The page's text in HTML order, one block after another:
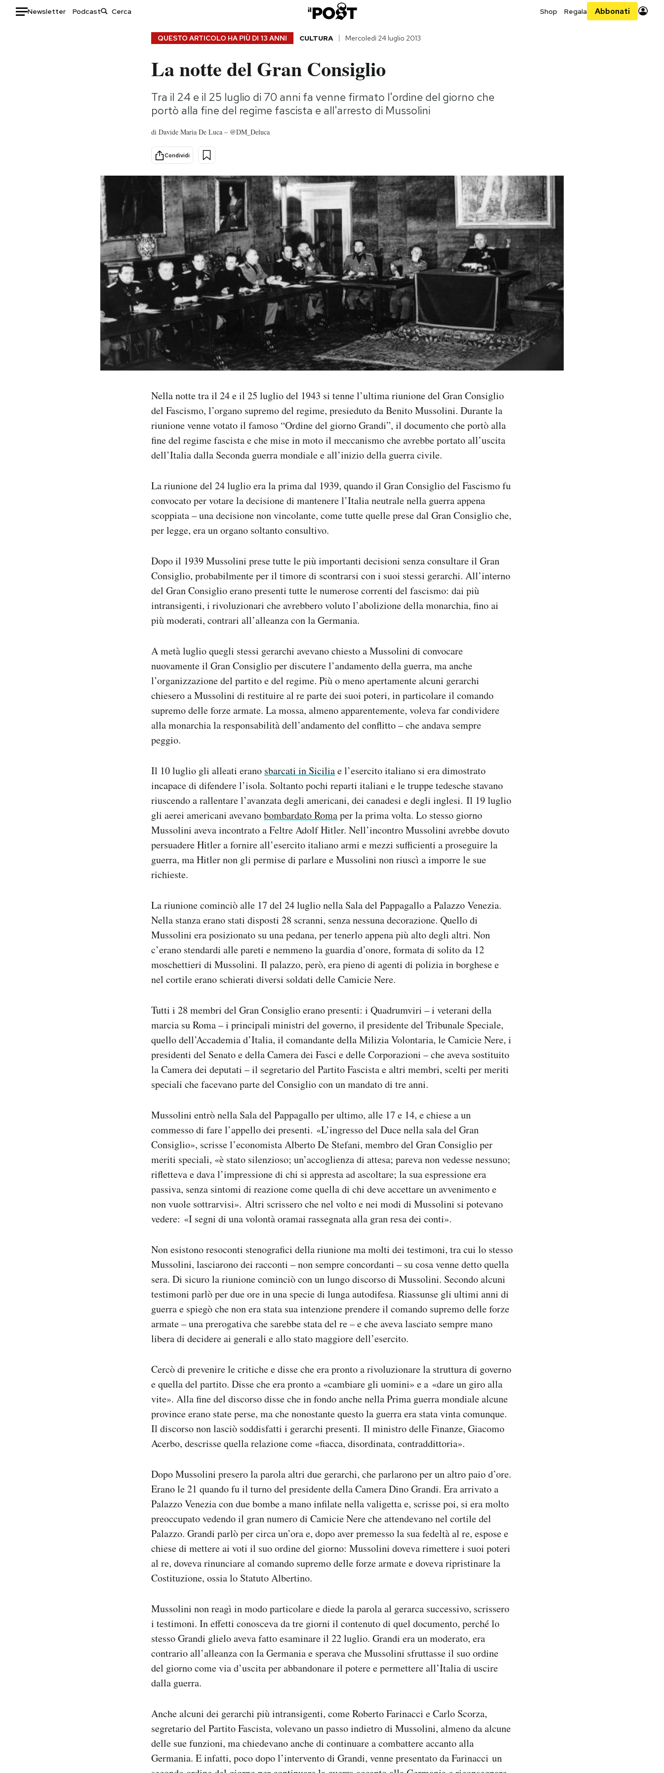
Newsletter Podcast Shop Regala Abbonati
Consumismi
Mondiali calcio 2026
QUESTO ARTICOLO HA PIÙ DI 13 ANNI CULTURA Mercoledì 24 luglio 2013
La notte del Gran Consiglio
Tra il 24 e il 25 luglio di 70 anni fa venne firmato l'ordine del giorno che
portò alla fine del regime fascista e all'arresto di Mussolini
di Davide Maria De Luca – @DM_Deluca
Condividi
Nella notte tra il 24 e il 25 luglio del 1943 si tenne l’ultima riunione del Gran Consiglio
del Fascismo, l’organo supremo del regime, presieduto da Benito Mussolini. Durante la
riunione venne votato il famoso “Ordine del giorno Grandi”, il documento che portò alla
fine del regime fascista e che mise in moto il meccanismo che avrebbe portato all’uscita
dell’Italia dalla Seconda guerra mondiale e all’inizio della guerra civile.
La riunione del 24 luglio era la prima dal 1939, quando il Gran Consiglio del Fascismo fu
convocato per votare la decisione di mantenere l’Italia neutrale nella guerra appena
scoppiata – una decisione non vincolante, come tutte quelle prese dal Gran Consiglio che,
per legge, era un organo soltanto consultivo.
Dopo il 1939 Mussolini prese tutte le più importanti decisioni senza consultare il Gran
Consiglio, probabilmente per il timore di scontrarsi con i suoi stessi gerarchi. All’interno
del Gran Consiglio erano presenti tutte le numerose correnti del fascismo: dai più
intransigenti, i rivoluzionari che avrebbero voluto l’abolizione della monarchia, fino ai
più moderati, contrari all’alleanza con la Germania.
A metà luglio quegli stessi gerarchi avevano chiesto a Mussolini di convocare
nuovamente il Gran Consiglio per discutere l’andamento della guerra, ma anche
l’organizzazione del partito e del regime. Più o meno apertamente alcuni gerarchi
chiesero a Mussolini di restituire al re parte dei suoi poteri, in particolare il comando
supremo delle forze armate. La mossa, almeno apparentemente, voleva far condividere
alla monarchia la responsabilità dell’andamento del conflitto – che andava sempre
peggio.
Il 10 luglio gli alleati erano sbarcati in Siciliae l’esercito italiano si era dimostrato
incapace di difendere l’isola. Soltanto pochi reparti italiani e le truppe tedesche stavano
riuscendo a rallentare l’avanzata degli americani, dei canadesi e degli inglesi. Il 19 luglio
gli aerei americani avevanobombardato Romaper la prima volta. Lo stesso giorno
Mussolini aveva incontrato a Feltre Adolf Hitler. Nell’incontro Mussolini avrebbe dovuto
persuadere Hitler a fornire all’esercito italiano armi e mezzi sufficienti a proseguire la
guerra, ma Hitler non gli permise di parlare e Mussolini non riuscì a imporre le sue
richieste.
La riunione cominciò alle 17 del 24 luglio nella Sala del Pappagallo a Palazzo Venezia.
Nella stanza erano stati disposti 28 scranni, senza nessuna decorazione. Quello di
Mussolini era posizionato su una pedana, per tenerlo appena più alto degli altri. Non
c’erano stendardi alle pareti e nemmeno la guardia d’onore, formata di solito da 12
moschettieri di Mussolini. Il palazzo, però, era pieno di agenti di polizia in borghese e
nel cortile erano schierati diversi soldati delle Camicie Nere.
Tutti i 28 membri del Gran Consiglio erano presenti: i Quadrumviri – i veterani della
marcia su Roma – i principali ministri del governo, il presidente del Tribunale Speciale,
quello dell’Accademia d’Italia, il comandante della Milizia Volontaria, le Camicie Nere, i
presidenti del Senato e della Camera dei Fasci e delle Corporazioni – che aveva sostituito
la Camera dei deputati – il segretario del Partito Fascista e altri membri, scelti per meriti
speciali che facevano parte del Consiglio con un mandato di tre anni.
Mussolini entrò nella Sala del Pappagallo per ultimo, alle 17 e 14, e chiese a un
commesso di fare l’appello dei presenti. «L’ingresso del Duce nella sala del Gran
Consiglio», scrisse l’economista Alberto De Stefani, membro del Gran Consiglio per
meriti speciali, «è stato silenzioso; un’accoglienza di attesa; pareva non vedesse nessuno;
rifletteva e dava l’impressione di chi si appresta ad ascoltare; la sua espressione era
passiva, senza sintomi di reazione come quella di chi deve accettare un avvenimento e
non vuole sottrarvisi». Altri scrissero che nel volto e nei modi di Mussolini si potevano
vedere: «I segni di una volontà oramai rassegnata alla gran resa dei conti».
Non esistono resoconti stenografici della riunione ma molti dei testimoni, tra cui lo stesso
Mussolini, lasciarono dei racconti – non sempre concordanti – su cosa venne detto quella
sera. Di sicuro la riunione cominciò con un lungo discorso di Mussolini. Secondo alcuni
testimoni parlò per due ore in una specie di lunga autodifesa. Riassunse gli ultimi anni di
guerra e spiegò che non era stata sua intenzione prendere il comando supremo delle forze
armate – una prerogativa che sarebbe stata del re – e che aveva lasciato sempre mano
libera di decidere ai generali e allo stato maggiore dell’esercito.
Cercò di prevenire le critiche e disse che era pronto a rivoluzionare la struttura di governo
e quella del partito. Disse che era pronto a «cambiare gli uomini» e a «dare un giro alla
vite». Alla fine del discorso disse che in fondo anche nella Prima guerra mondiale alcune
province erano state perse, ma che nonostante questo la guerra era stata vinta comunque.
Il discorso non lasciò soddisfatti i gerarchi presenti. Il ministro delle Finanze, Giacomo
Acerbo, descrisse quella relazione come «fiacca, disordinata, contraddittoria».
Dopo Mussolini presero la parola altri due gerarchi, che parlarono per un altro paio d’ore.
Erano le 21 quando fu il turno del presidente della Camera Dino Grandi. Era arrivato a
Palazzo Venezia con due bombe a mano infilate nella valigetta e, scrisse poi, si era molto
preoccupato vedendo il gran numero di Camicie Nere che attendevano nel cortile del
Palazzo. Grandi parlò per circa un’ora e, dopo aver premesso la sua fedeltà al re, espose e
chiese di mettere ai voti il suo ordine del giorno: Mussolini doveva rimettere i suoi poteri
al re, doveva rinunciare al comando supremo delle forze armate e doveva ripristinare la
Costituzione, ossia lo Statuto Albertino.
Mussolini non reagì in modo particolare e diede la parola al gerarca successivo, scrissero
i testimoni. In effetti conosceva da tre giorni il contenuto di quel documento, perché lo
stesso Grandi glielo aveva fatto esaminare il 22 luglio. Grandi era un moderato, era
contrario all’alleanza con la Germania e sperava che Mussolini sfruttasse il suo ordine
del giorno come via d’uscita per abbandonare il potere e permettere all’Italia di uscire
dalla guerra.
Anche alcuni dei gerarchi più intransigenti, come Roberto Farinacci e Carlo Scorza,
segretario del Partito Fascista, volevano un passo indietro di Mussolini, almeno da alcune
delle sue funzioni, ma chiedevano anche di continuare a combattere accanto alla
Germania. E infatti, poco dopo l’intervento di Grandi, venne presentato da Farinacci un